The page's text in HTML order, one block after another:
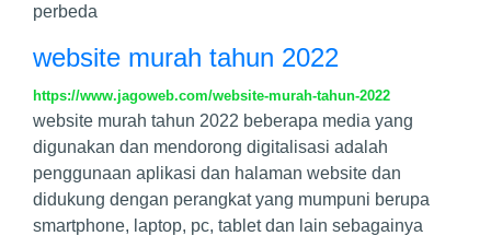
perbeda
website murah tahun 2022
https://www.jagoweb.com/website-murah-tahun-2022
website murah tahun 2022 beberapa media yang
digunakan dan mendorong digitalisasi adalah
penggunaan aplikasi dan halaman website dan
didukung dengan perangkat yang mumpuni berupa
smartphone, laptop, pc, tablet dan lain sebagainya